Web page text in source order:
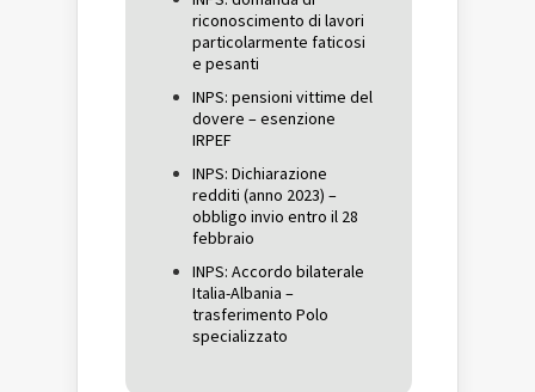
riconoscimento di lavori
particolarmente faticosi
e pesanti
INPS: pensioni vittime del
dovere – esenzione
IRPEF
INPS: Dichiarazione
redditi (anno 2023) –
obbligo invio entro il 28
febbraio
INPS: Accordo bilaterale
Italia-Albania –
trasferimento Polo
specializzato